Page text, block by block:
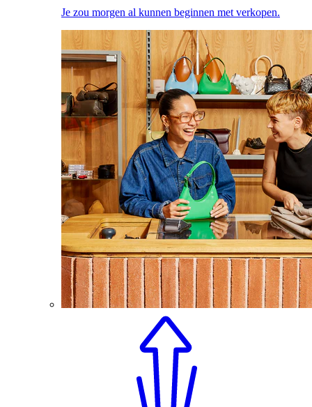
Je zou morgen al kunnen beginnen met verkopen.